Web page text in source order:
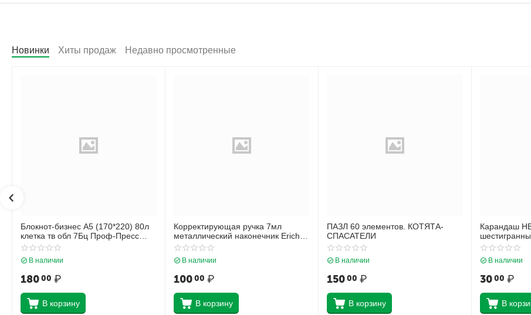
Новинки Хиты продаж Недавно просмотренные
Блокнот-бизнес А5 (170*220) 80л
клетка тв обл 7Бц Проф-Пресс
Нежные листья глянц лам 80-4472
В наличии
18000 ₽
В корзину
Корректирующая ручка 7мл
металлический наконечник Erich
Krause Стандарт 55989
В наличии
10000 ₽
В корзину
ПАЗЛ 60 элементов. КОТЯТА-
СПАСАТЕЛИ
В наличии
15000 ₽
В корзину
Карандаш
ластиком
В наличии
3000 ₽
В